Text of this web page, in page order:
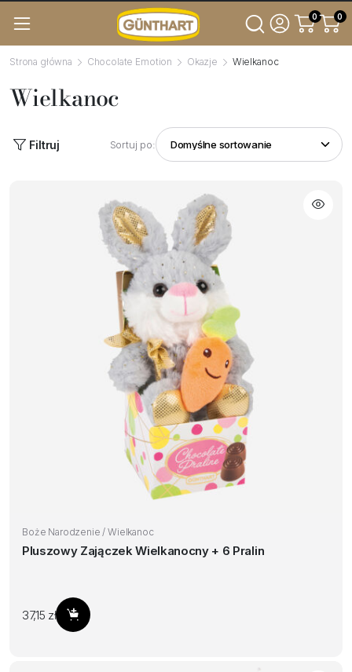
0 0
Strona główna Chocolate Emotion Okazje Wielkanoc
Wielkanoc
Filtruj Sortuj po:
Boże Narodzenie / Wielkanoc
Pluszowy Zajączek Wielkanocny + 6 Pralin
37,15 zł Dodaj do koszyka